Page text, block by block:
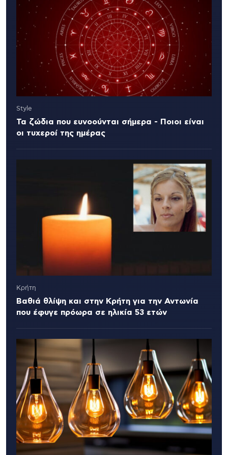
Style
Τα ζώδια που ευνοούνται σήμερα - Ποιοι είναι
οι τυχεροί της ημέρας
Κρήτη
Βαθιά θλίψη και στην Κρήτη για την Αντωνία
που έφυγε πρόωρα σε ηλικία 53 ετών